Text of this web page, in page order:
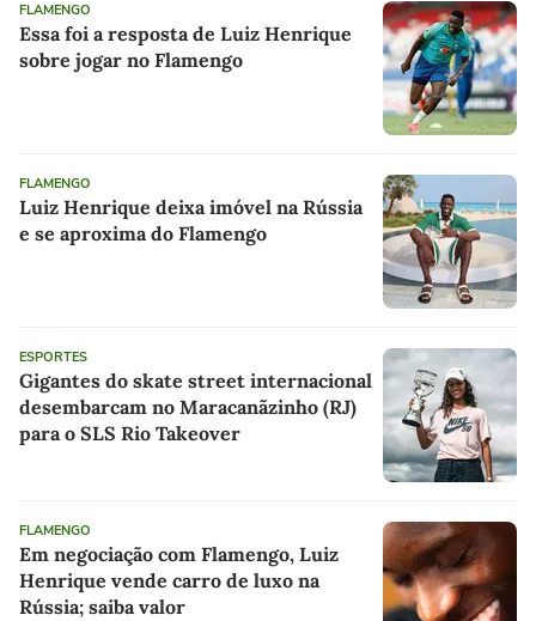
FLAMENGO
Essa foi a resposta de Luiz Henrique
sobre jogar no Flamengo
FLAMENGO
Luiz Henrique deixa imóvel na Rússia
e se aproxima do Flamengo
ESPORTES
Gigantes do skate street internacional
desembarcam no Maracanãzinho (RJ)
para o SLS Rio Takeover
FLAMENGO
Em negociação com Flamengo, Luiz
Henrique vende carro de luxo na
Rússia; saiba valor